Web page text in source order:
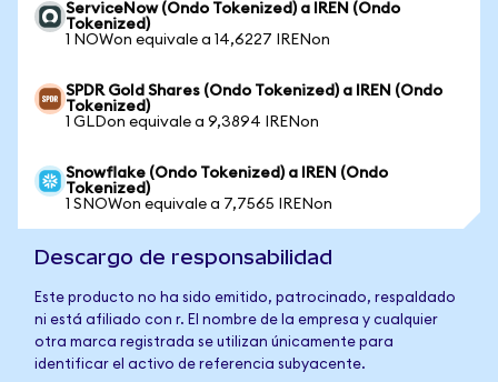
ServiceNow (Ondo Tokenized) a IREN (Ondo
Tokenized)
1 NOWon equivale a 14,6227 IRENon
SPDR Gold Shares (Ondo Tokenized) a IREN (Ondo
Tokenized)
1 GLDon equivale a 9,3894 IRENon
Snowflake (Ondo Tokenized) a IREN (Ondo
Tokenized)
1 SNOWon equivale a 7,7565 IRENon
Descargo de responsabilidad
Este producto no ha sido emitido, patrocinado, respaldado
ni está afiliado con r. El nombre de la empresa y cualquier
otra marca registrada se utilizan únicamente para
identificar el activo de referencia subyacente.